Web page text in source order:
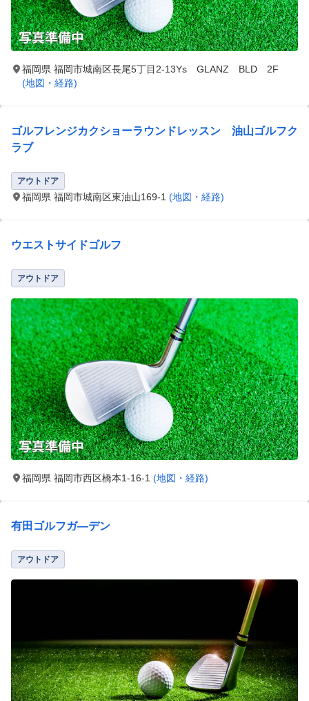
福岡県 福岡市城南区長尾5丁目2-13Ys GLANZ BLD 2F
(地図・経路)
ゴルフレンジカクショーラウンドレッスン 油山ゴルフク
ラブ
アウトドア
福岡県 福岡市城南区東油山169-1 (地図・経路)
ウエストサイドゴルフ
アウトドア
福岡県 福岡市西区橋本1-16-1 (地図・経路)
有田ゴルフガ―デン
アウトドア